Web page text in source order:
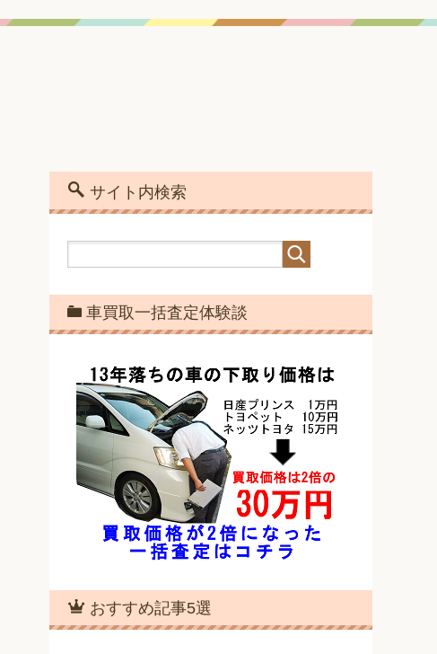
サイト内検索
車買取一括査定体験談
おすすめ記事5選